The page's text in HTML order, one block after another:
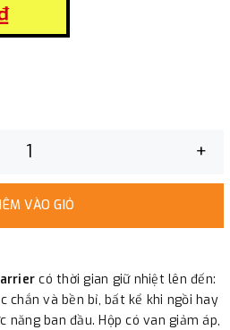
+
VÀO GIỎ
có thời gian giữ nhiệt lên đến:
chắn và bền bỉ, bất kể khi ngồi hay
ban đầu. Hộp có van giảm áp,